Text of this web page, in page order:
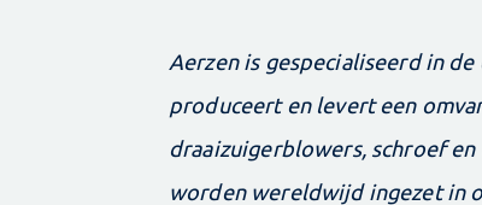
Aerzen is gespecialiseerd in
produceert en levert een
draaizuigerblowers, schroef
worden wereldwijd ingezet in